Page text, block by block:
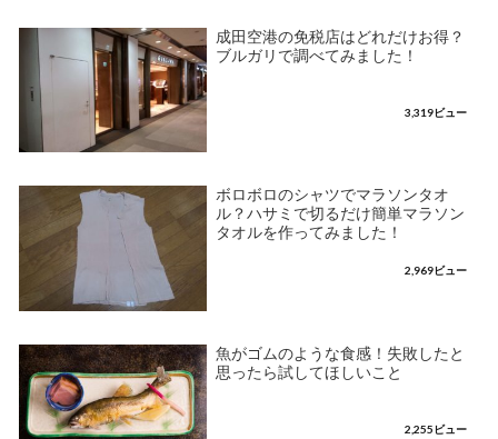
成田空港の免税店はどれだけお得？
ブルガリで調べてみました！
3,319ビュー
ボロボロのシャツでマラソンタオ
ル？ハサミで切るだけ簡単マラソン
タオルを作ってみました！
2,969ビュー
魚がゴムのような食感！失敗したと
思ったら試してほしいこと
2,255ビュー